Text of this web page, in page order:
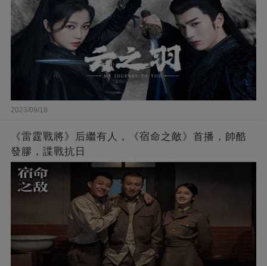
2023/09/18
《雷霆戰將》后繼有人，《宿命之敵》首播，帥酷
發膠，諜戰抗日